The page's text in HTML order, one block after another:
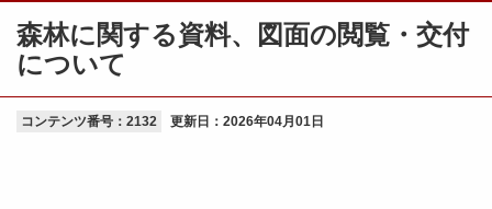
森林に関する資料、図面の閲覧・交付
について
コンテンツ番号：2132 更新日： 2026年04月01日